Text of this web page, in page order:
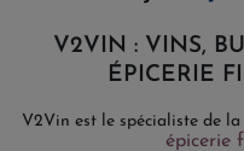
V2VIN : VINS,
ÉPICERIE
V2Vin est le spécialiste de la
épicerie